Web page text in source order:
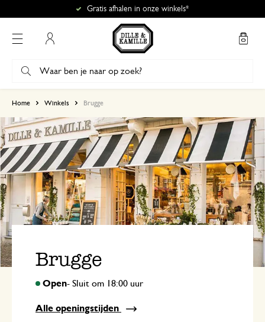
Gratis afhalen in onze winkels*
Home Winkels Brugge
Brugge
Alle openingstijden